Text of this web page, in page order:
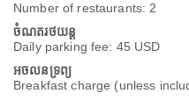
Number of restaurants: 2
ចំណតរថយន្ត
Daily parking fee: 45 USD
អចលនទ្រព្យ
Breakfast charge (unless